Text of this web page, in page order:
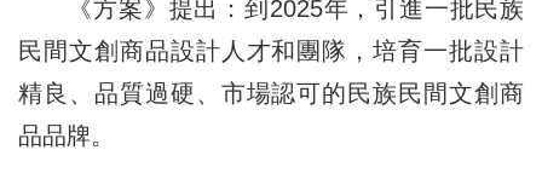
《方案》提出：到2025年，引進一批民族
民間文創商品設計人才和團隊，培育一批設計
精良、品質過硬、市場認可的民族民間文創商
品品牌。